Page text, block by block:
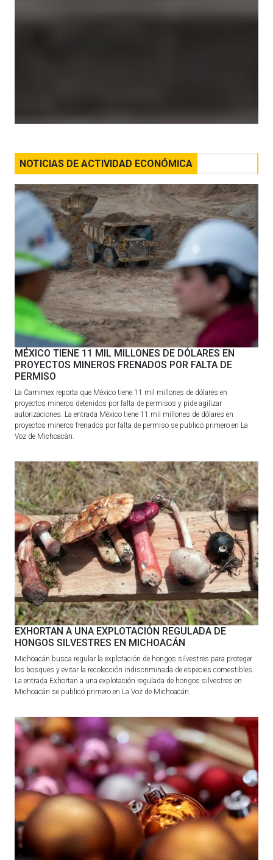
NOTICIAS DE ACTIVIDAD ECONÓMICA
MÉXICO TIENE 11 MIL MILLONES DE DÓLARES EN
PROYECTOS MINEROS FRENADOS POR FALTA DE
PERMISO
La Camimex reporta que México tiene 11 mil millones de dólares en
proyectos mineros detenidos por falta de permisos y pide agilizar
autorizaciones. La entrada México tiene 11 mil millones de dólares en
proyectos mineros frenados por falta de permiso se publicó primero en La
Voz de Michoacán.
EXHORTAN A UNA EXPLOTACIÓN REGULADA DE
HONGOS SILVESTRES EN MICHOACÁN
Michoacán busca regular la explotación de hongos silvestres para proteger
los bosques y evitar la recolección indiscriminada de especies comestibles.
La entrada Exhortan a una explotación regulada de hongos silvestres en
Michoacán se publicó primero en La Voz de Michoacán.